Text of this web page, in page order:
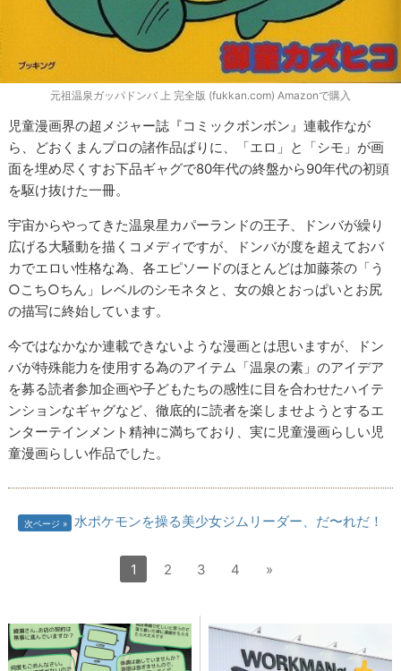
元祖温泉ガッパドンバ 上 完全版 (fukkan.com) Amazonで購入
児童漫画界の超メジャー誌『コミックボンボン』連載作なが
ら、どおくまんプロの諸作品ばりに、「エロ」と「シモ」が画
面を埋め尽くすお下品ギャグで80年代の終盤から90年代の初頭
を駆け抜けた一冊。
宇宙からやってきた温泉星カパーランドの王子、ドンバが繰り
広げる大騒動を描くコメディですが、ドンバが度を超えておバ
カでエロい性格な為、各エピソードのほとんどは加藤茶の「う
○こち○ちん」レベルのシモネタと、女の娘とおっぱいとお尻
の描写に終始しています。
今ではなかなか連載できないような漫画とは思いますが、ドン
バが特殊能力を使用する為のアイテム「温泉の素」のアイデア
を募る読者参加企画や子どもたちの感性に目を合わせたハイテ
ンションなギャグなど、徹底的に読者を楽しませようとするエ
ンターテインメント精神に満ちており、実に児童漫画らしい児
童漫画らしい作品でした。
次ページ 水ポケモンを操る美少女ジムリーダー、だ〜れだ！
1 2 3 4 »